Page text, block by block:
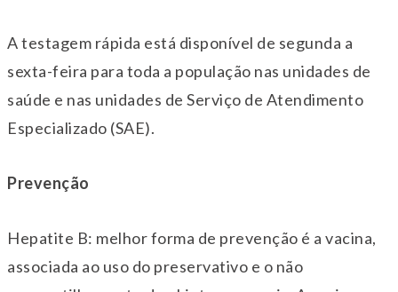
A testagem rápida está disponível de segunda a
sexta-feira para toda a população nas unidades de
saúde e nas unidades de Serviço de Atendimento
Especializado (SAE).
Prevenção
Hepatite B: melhor forma de prevenção é a vacina,
associada ao uso do preservativo e o não